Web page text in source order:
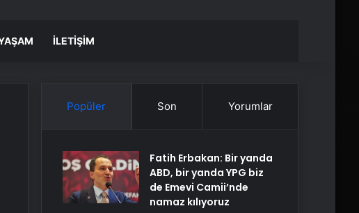
İLETIŞIM
Popüler Son Yorumlar
Fatih Erbakan: Bir yanda
ABD, bir yanda YPG biz
de Emevi Camii’nde
namaz kılıyoruz